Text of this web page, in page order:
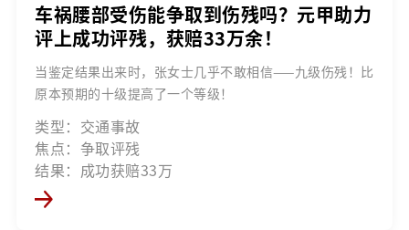
车祸腰部受伤能争取到伤残吗？元甲助力
评上成功评残，获赔33万余！
当鉴定结果出来时，张女士几乎不敢相信——九级伤残！比
原本预期的十级提高了一个等级！
类型：交通事故
焦点：争取评残
结果：成功获赔33万